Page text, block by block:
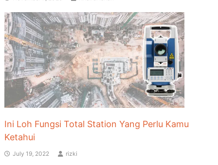
Ini Loh Fungsi Total Station Yang Perlu Kamu
Ketahui
July 19, 2022 rizki